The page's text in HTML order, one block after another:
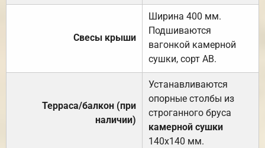
Свесы крыши
Ширина 400 мм.
Подшиваются
вагонкой камерной
сушки, сорт АВ.
Терраса/балкон (при
наличии)
Устанавливаются
опорные столбы из
строганного бруса
камерной сушки
140х140 мм.